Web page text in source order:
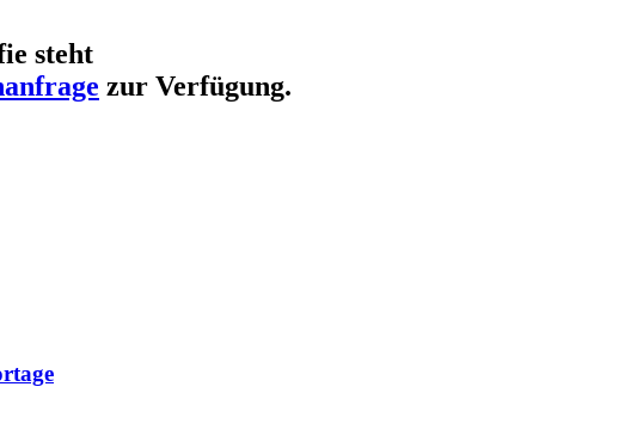
steht
zur Verfügung.